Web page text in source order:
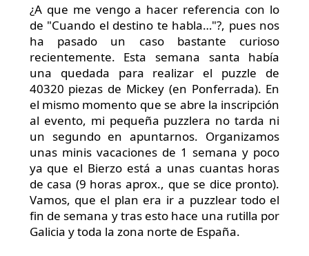
¿A que me vengo a hacer referencia con lo
de "Cuando el destino te habla…"?, pues nos
ha pasado un caso bastante curioso
recientemente. Esta semana santa había
una quedada para realizar el puzzle de
40320 piezas de Mickey (en Ponferrada). En
el mismo momento que se abre la inscripción
al evento, mi pequeña puzzlera no tarda ni
un segundo en apuntarnos. Organizamos
unas minis vacaciones de 1 semana y poco
ya que el Bierzo está a unas cuantas horas
de casa (9 horas aprox., que se dice pronto).
Vamos, que el plan era ir a puzzlear todo el
fin de semana y tras esto hace una rutilla por
Galicia y toda la zona norte de España.